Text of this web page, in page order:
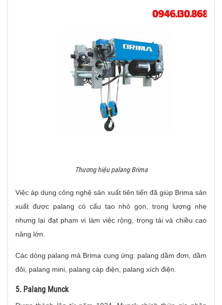
Thương hiệu palang Brima
Việc áp dụng công nghệ sản xuất tiên tiến đã giúp Brima sản
xuất được palang có cấu tạo nhỏ gọn, trọng lượng nhẹ
nhưng lại đạt phạm vi làm việc rộng, trọng tải và chiều cao
nâng lớn.
Các dòng palang mà Brima cung ứng: palang dầm đơn, dầm
đôi, palang mini, palang cáp điện, palang xích điện.
5. Palang Munck